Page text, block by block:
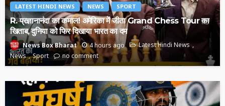
LATEST HINDI NEWS NEWS SPORT
R. प्रज्ञानानंदा का कमाल! अमेरिका में जीता Grand Chess Tour का
खिताब, दुनिया को फिर दिखाया भारत का दम
News Box Bharat 4 hours ago
Latest Hindi News
News
Sport no comment